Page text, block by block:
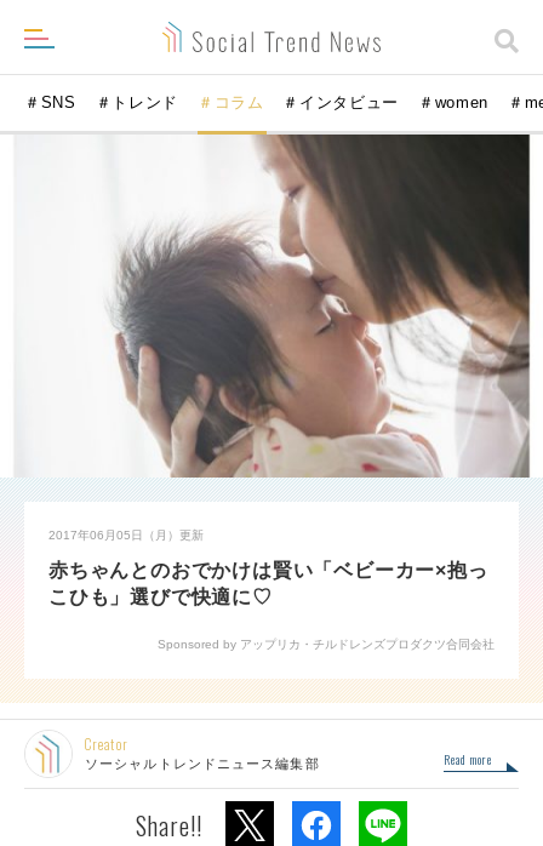
＃SNS ＃トレンド ＃コラム ＃インタビュー ＃women ＃
2017年06月05日（月） 更新
赤ちゃんとのおでかけは賢い「ベビーカー×抱っ
こひも」選びで快適に♡
Sponsored by アップリカ・チルドレンズプロダクツ合同会社
Creator
ソーシャルトレンドニュース編集部 Read more
Share!!